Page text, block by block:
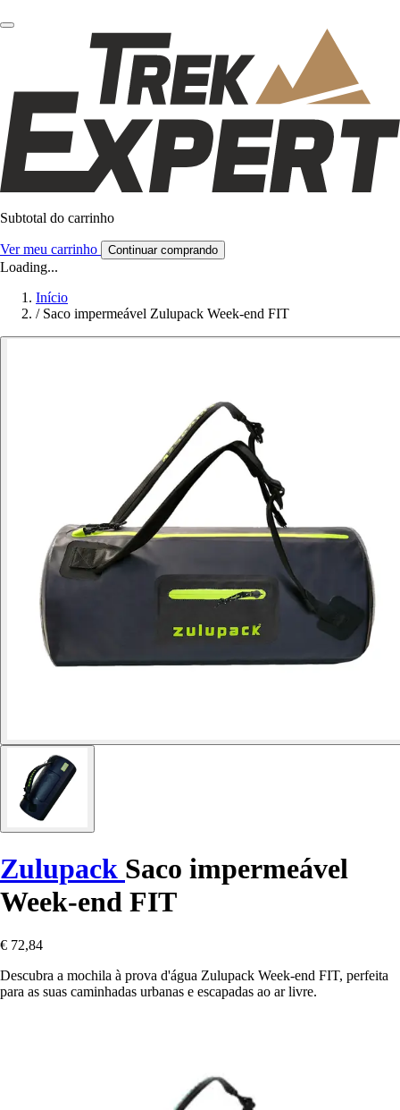
Subtotal do carrinho
Ver meu carrinho Continuar comprando
Loading...
Início
/ Saco impermeável Zulupack Week-end FIT
Zulupack Saco impermeável
Week-end FIT
€ 72,84
Descubra a mochila à prova d'água Zulupack Week-end FIT, perfeita
para as suas caminhadas urbanas e escapadas ao ar livre.